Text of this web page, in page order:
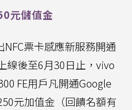
元儲值金
票卡感應新服務開通
線後至6月30日止，vivo
FE用戶凡開通Google
元加值金（回饋名額有